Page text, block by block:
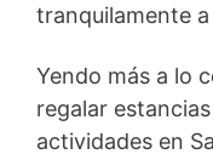
tranquilamente
Yendo más a lo
regalar
actividades en